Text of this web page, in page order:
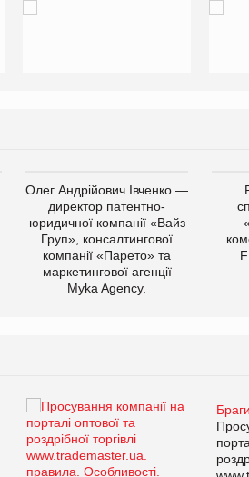
Олег Андрійович Івченко —
директор патентно-
юридичної компанії «Вайз
Груп», консалтингової
компанії «Парето» та
маркетингової агенції
Myka Agency.